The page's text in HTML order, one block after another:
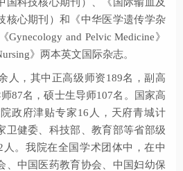
核心期刊）和《中华医学遗传学杂
and Pelvic Medicine》
》两本英文国际杂志。
人，其中正高级师资189名，副高
87名，硕士生导师107名。国家高
政府津贴专家16人，天府青城计
卫健委、科技部、教育部等省部级
。我院在全国学术团体中，在中
、中国医药教育协会、中国妇幼保